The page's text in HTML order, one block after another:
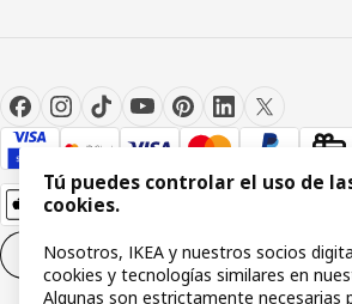
Configuración de cookies
Tú puedes controlar el uso de
cookies.
Nosotros, IKEA y nuestros socios
cookies y tecnologías similares en
Algunas son estrictamente necesarias